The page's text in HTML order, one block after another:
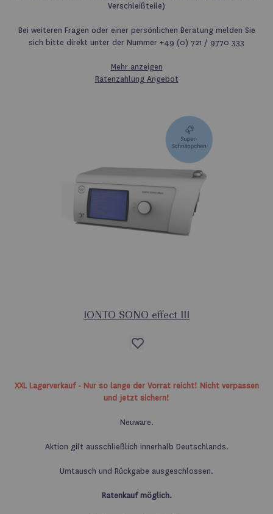
Verschleißteile)
Bei weiteren Fragen oder einer persönlichen Beratung melden Sie
sich bitte direkt unter der Nummer +49 (0) 721 / 9770 333
Mehr anzeigen
Ratenzahlung Angebot
IONTO SONO effect III
Auf
die
XXL Lagerverkauf - Nur so lange der Vorrat reicht! Nicht verpassen
und jetzt sichern!
Neuware.
Aktion gilt ausschließlich innerhalb Deutschlands.
Umtausch und Rückgabe ausgeschlossen.
Ratenkauf möglich.